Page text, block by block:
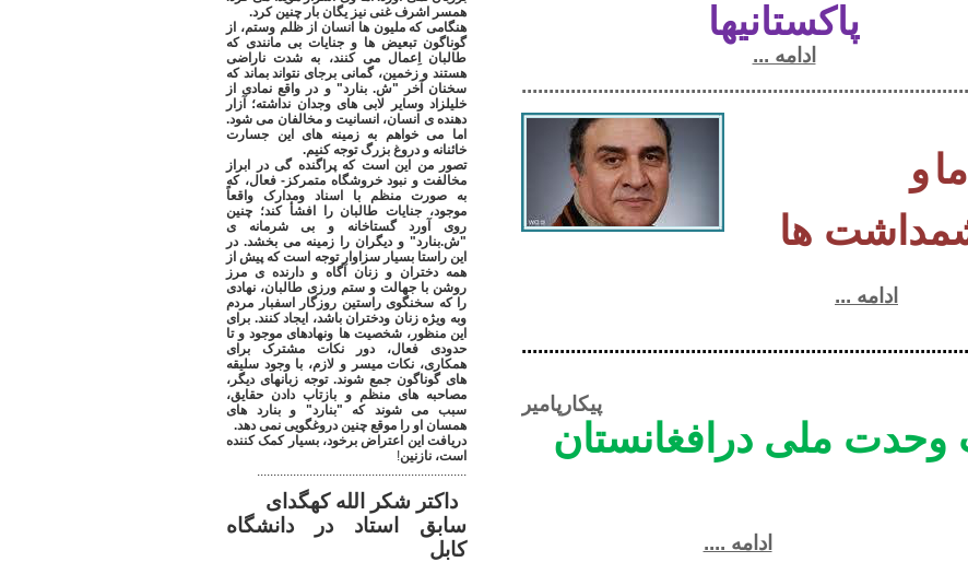
همسر اشرف غنی نیز یگان بار چنین کرد.
هنگامی که ملیون ها انسان از ظلم وستم، از
گوناگون تبعیض ها و جنایات بی مانندی که
طالبان اِعمال می کنند، به شدت ناراضی
هستند و زخمین، گمانی برجای نتواند بماند که
سخنان آخر "ش. بنارد" و در واقع نمادی از
خلیلزاد وسایر لابی های وجدان نداشته؛ آزار
دهنده ی انسان، انسانیت و مخالفان می شود.
اما می خواهم به زمینه های این جسارت
خائنانه و دروغ بزرگ توجه کنیم.
تصور من این است که پراگنده گی در ابراز
مخالفت و نبود خروشگاه متمرکز- فعال، که
به صورت منظم با اسناد ومدارک واقعاً
موجود، جنایات طالبان را افشأ کند؛ چنین
روی آورد گستاخانه و بی شرمانه ی
"ش.بنارد" و دیگران را زمینه می بخشد. در
این راستا بسیار سزاوار توجه است که پیش از
همه دختران و زنان آگاه و دارنده ی مرز
روشن با جهالت و ستم ورزی طالبان، نهادی
را که سخنگوی راستین روزگار اسفبار مردم
وبه ویژه زنان ودختران باشد، ایجاد کنند. برای
این منظور، شخصیت ها ونهادهای موجود و تا
حدودی فعال، دور نکات مشترک برای
همکاری، نکات میسر و لازم، با وجود سلیقه
های گوناگون جمع شوند. توجه زبانهای دیگر،
مصاحبه های منظم و بازتاب دادن حقایق،
سبب می شوند که "بنارد" و بنارد های
همسان او را موقع چنین دروغگویی نمی دهد.
دریافت این اعتراض برخود، بسیار کمک کننده
است، نازنین!
................................................................
داکتر شکر الله کهگدای
سابق استاد در دانشگاه
کابل
پاکستانیها
ادامه ...
و
ها
ادامه ...
پیکارپامیر
وحدت ملی درافغانستان
ادامه ....